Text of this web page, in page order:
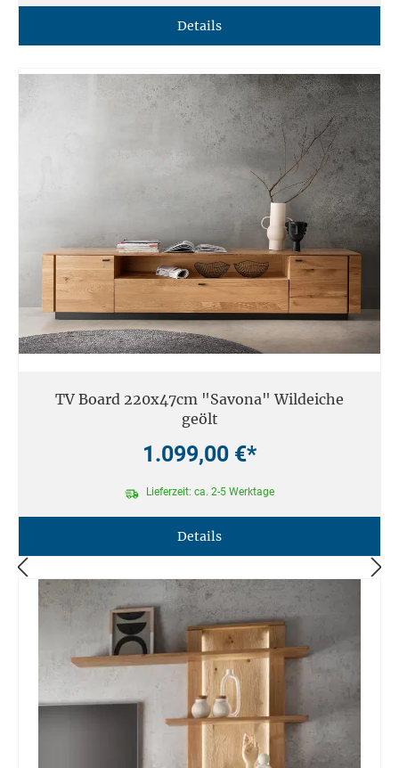
Details
TV Board 220x47cm "Savona" Wildeiche
geölt
1.099,00 €*
Lieferzeit: ca. 2-5 Werktage
Details